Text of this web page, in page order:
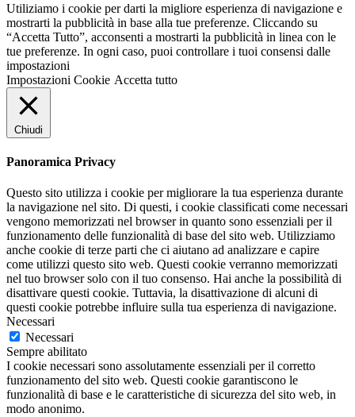
Utiliziamo i cookie per darti la migliore esperienza di navigazione e
mostrarti la pubblicità in base alla tue preferenze. Cliccando su
“Accetta Tutto”, acconsenti a mostrarti la pubblicità in linea con le
tue preferenze. In ogni caso, puoi controllare i tuoi consensi dalle
impostazioni
Impostazioni Cookie Accetta tutto
Chiudi
Panoramica Privacy
Questo sito utilizza i cookie per migliorare la tua esperienza durante
la navigazione nel sito. Di questi, i cookie classificati come necessari
vengono memorizzati nel browser in quanto sono essenziali per il
funzionamento delle funzionalità di base del sito web. Utilizziamo
anche cookie di terze parti che ci aiutano ad analizzare e capire
come utilizzi questo sito web. Questi cookie verranno memorizzati
nel tuo browser solo con il tuo consenso. Hai anche la possibilità di
disattivare questi cookie. Tuttavia, la disattivazione di alcuni di
questi cookie potrebbe influire sulla tua esperienza di navigazione.
Necessari
Necessari
Sempre abilitato
I cookie necessari sono assolutamente essenziali per il corretto
funzionamento del sito web. Questi cookie garantiscono le
funzionalità di base e le caratteristiche di sicurezza del sito web, in
modo anonimo.